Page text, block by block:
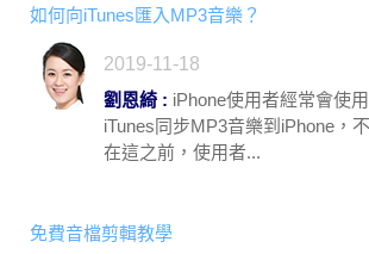
如何向iTunes匯入MP3音樂？
2019-11-18
劉恩綺 : iPhone使用者經常會使用
iTunes同步MP3音樂到iPhone，
在這之前，使用者...
免費音檔剪輯教學